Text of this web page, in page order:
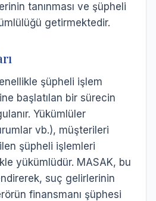
tanınması ve şüpheli
getirmektedir.
şüpheli işlem
başlatılan bir sürecin
Yükümlüler
vb.), müşterileri
şüpheli işlemleri
yükümlüdür. MASAK, bu
suç gelirlerinin
finansmanı şüphesi